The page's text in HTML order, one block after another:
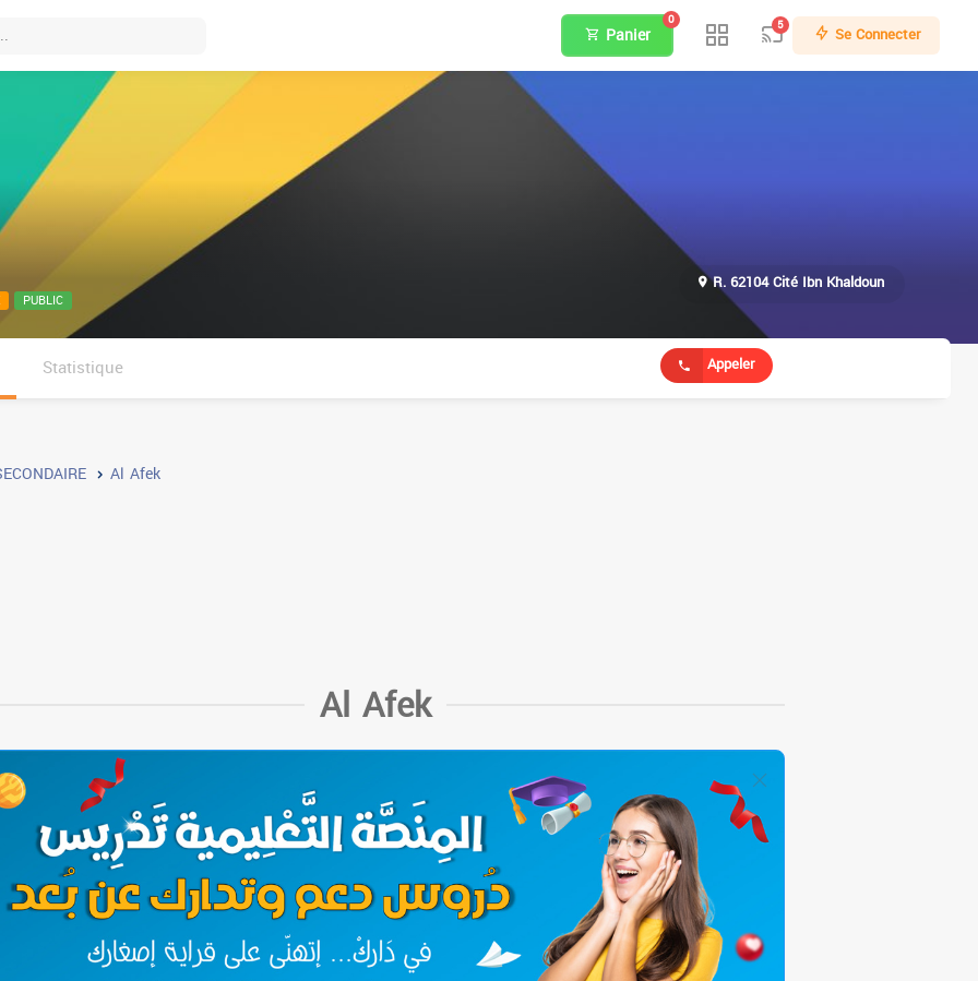
Panier
0 5 Se Connecter
PUBLIC
R. 62104 Cité Ibn Khaldoun
Statistique Appeler
Al Afek
Al Afek